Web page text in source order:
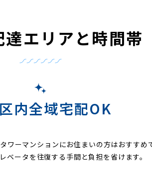
エリアと時間帯
内全域宅配OK
ワーマンションにお住まいの方はおすすめ
ベータを往復する手間と負担を省けます。